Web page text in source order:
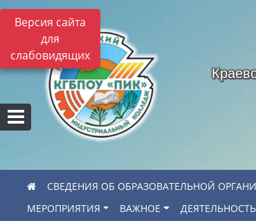
Версия сайта
для
слабовидящих
СВЕДЕНИЯ ОБ ОБРАЗОВАТЕЛЬНОЙ
МЕРОПРИЯТИЯ
ВАЖНОЕ ДЕЯТЕЛЬНОСТЬ